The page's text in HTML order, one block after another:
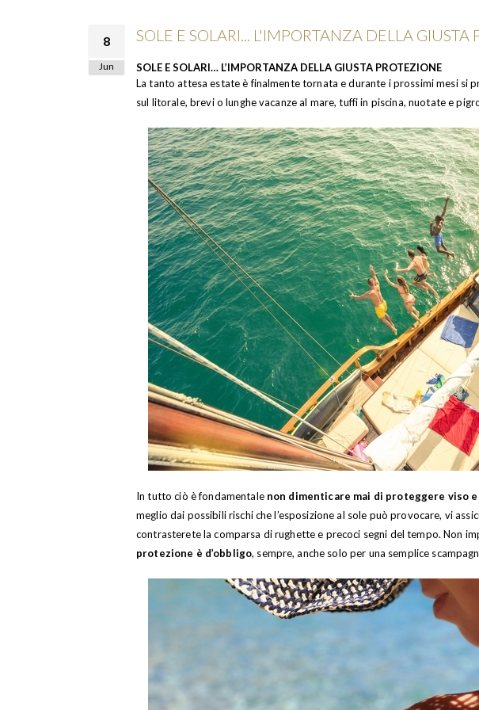
8
Jun
SOLE E SOLARI... L'IMPORTANZA DELLA GIUSTA
SOLE E SOLARI… L’IMPORTANZA DELLA GIUSTA PROTEZIONE
La tanto attesa estate è finalmente tornata e durante i prossimi mesi si
sul litorale, brevi o lunghe vacanze al mare, tuffi in piscina, nuotate e
In tutto ciò è fondamentale non dimenticare mai di proteggere viso
meglio dai possibili rischi che l’esposizione al sole può provocare, vi
contrasterete la comparsa di rughette e precoci segni del tempo. Non
protezione è d’obbligo, sempre, anche solo per una semplice